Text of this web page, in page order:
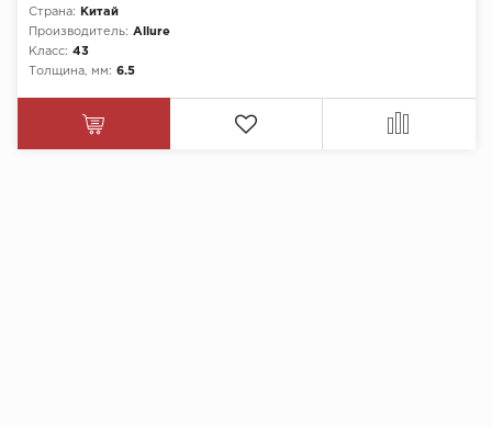
Страна:
Китай
Производитель: Allure
Класс: 43
Толщина, мм: 6.5